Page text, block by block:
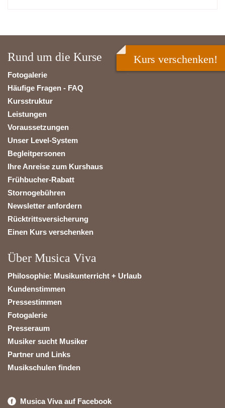
Rund um die Kurse
Fotogalerie
Häufige Fragen - FAQ
Kursstruktur
Leistungen
Voraussetzungen
Unser Level-System
Begleitpersonen
Ihre Anreise zum Kurshaus
Frühbucher-Rabatt
Stornogebühren
Newsletter anfordern
Rücktrittsversicherung
Einen Kurs verschenken
Über Musica Viva
Philosophie: Musikunterricht + Urlaub
Kundenstimmen
Pressestimmen
Fotogalerie
Presseraum
Musiker sucht Musiker
Partner und Links
Musikschulen finden
Musica Viva auf Facebook
Kurs verschenken!